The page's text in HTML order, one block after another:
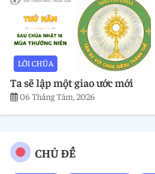
LỜI CHÚA
Ta sẽ lập một giao ước mới
06 Tháng Tám, 2026
CHỦ ĐỀ